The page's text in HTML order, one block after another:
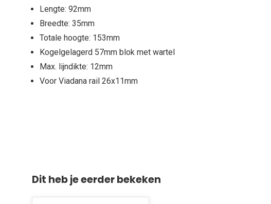
Lengte: 92mm
Breedte: 35mm
Totale hoogte: 153mm
Kogelgelagerd 57mm blok met wartel
Max. lijndikte: 12mm
Voor Viadana rail 26x11mm
Dit heb je eerder bekeken